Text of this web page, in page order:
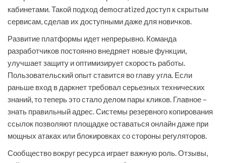
кабинетами. Такой подход democratized доступ к скрытым
сервисам, сделав их доступными даже для новичков.
Развитие платформы идет непрерывно. Команда
разработчиков постоянно внедряет новые функции,
улучшает защиту и оптимизирует скорость работы.
Пользовательский опыт ставится во главу угла. Если
раньше вход в даркнет требовал серьезных технических
знаний, то теперь это стало делом пары кликов. Главное –
знать правильный адрес. Системы резервного копирования
ссылок позволяют площадке оставаться онлайн даже при
мощных атаках или блокировках со стороны регуляторов.
Сообщество вокруг ресурса играет важную роль. Отзывы,